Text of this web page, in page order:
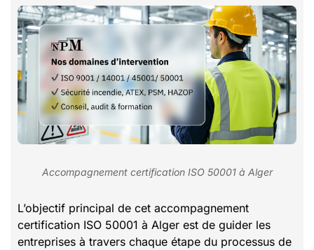
Accompagnement certification ISO 50001 à Alger
L’objectif principal de cet accompagnement
certification ISO 50001 à Alger est de guider les
entreprises à travers chaque étape du processus de